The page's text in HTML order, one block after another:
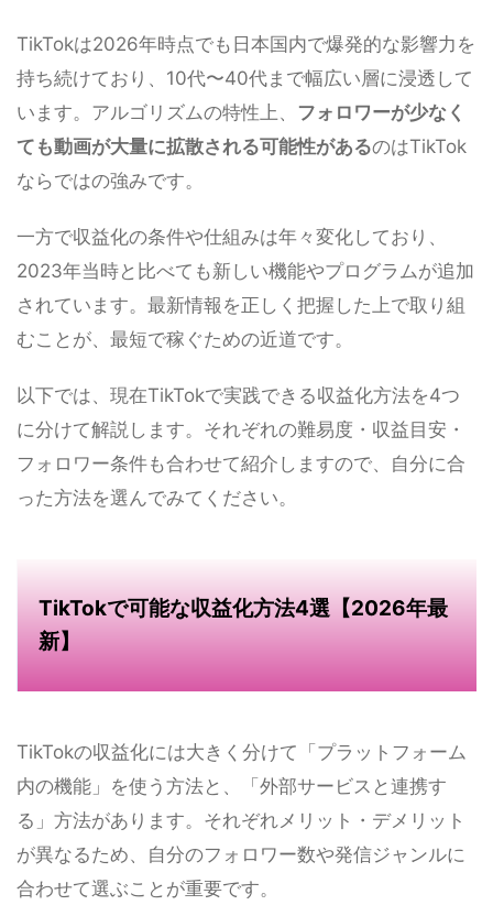
TikTokは2026年時点でも日本国内で爆発的な影響力を
持ち続けており、10代〜40代まで幅広い層に浸透して
います。アルゴリズムの特性上、 フォロワーが少なく
ても動画が大量に拡散される可能性があるのはTikTok
ならではの強みです。
一方で収益化の条件や仕組みは年々変化しており、
2023年当時と比べても新しい機能やプログラムが追加
されています。最新情報を正しく把握した上で取り組
むことが、最短で稼ぐための近道です。
以下では、現在TikTokで実践できる収益化方法を4つ
に分けて解説します。それぞれの難易度・収益目安・
フォロワー条件も合わせて紹介しますので、自分に合
った方法を選んでみてください。
TikTokで可能な収益化方法4選【2026年最
新】
TikTokの収益化には大きく分けて「プラットフォーム
内の機能」を使う方法と、「外部サービスと連携す
る」方法があります。それぞれメリット・デメリット
が異なるため、自分のフォロワー数や発信ジャンルに
合わせて選ぶことが重要です。